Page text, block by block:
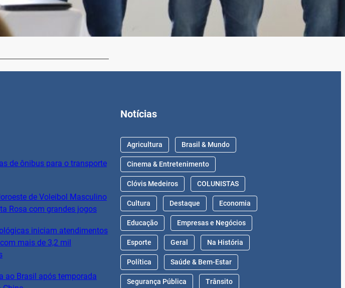
Soja deve movimentar a
de ônibus para o transporte
de Voleibol Masculino
Rosa com grandes jogos
iniciam atendimentos
mais de 3,2 mil
ao Brasil após temporada
Notícias
Agricultura Brasil & Mundo
Cinema & Entretenimento
Clóvis Medeiros COLUNISTAS
Cultura Destaque Economia
Educação Empresas e Negócios
Esporte Geral Na História
Política Saúde & Bem-Estar
Segurança Pública Trânsito